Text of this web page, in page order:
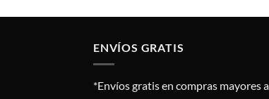
ENVÍOS GRATIS
*Envíos gratis en compras mayores